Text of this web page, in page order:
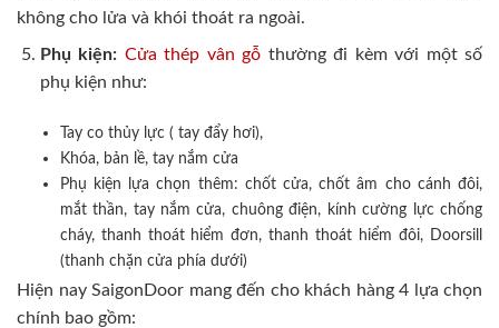
không cho lửa và khói thoát ra ngoài.
Phụ kiện: Cửa thép vân gỗ thường đi kèm với một số
phụ kiện như:
Tay co thủy lực ( tay đẩy hơi),
Khóa, bản lề, tay nắm cửa
Phụ kiện lựa chọn thêm: chốt cửa, chốt âm cho cánh đôi,
mắt thần, tay nắm cửa, chuông điện, kính cường lực chống
cháy, thanh thoát hiểm đơn, thanh thoát hiểm đôi, Doorsill
(thanh chặn cửa phía dưới)
Hiện nay SaigonDoor mang đến cho khách hàng 4 lựa chọn
chính bao gồm: